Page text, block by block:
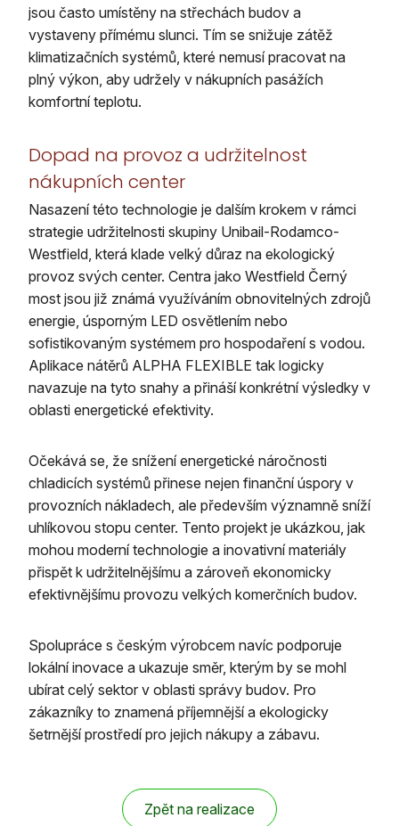
jsou často umístěny na střechách budov a
vystaveny přímému slunci. Tím se snižuje zátěž
klimatizačních systémů, které nemusí pracovat na
plný výkon, aby udržely v nákupních pasážích
komfortní teplotu.
Dopad na provoz a udržitelnost
nákupních center
Nasazení této technologie je dalším krokem v rámci
strategie udržitelnosti skupiny Unibail-Rodamco-
Westfield, která klade velký důraz na ekologický
provoz svých center. Centra jako Westfield Černý
most jsou již známá využíváním obnovitelných zdrojů
energie, úsporným LED osvětlením nebo
sofistikovaným systémem pro hospodaření s vodou.
Aplikace nátěrů ALPHA FLEXIBLE tak logicky
navazuje na tyto snahy a přináší konkrétní výsledky v
oblasti energetické efektivity.
Očekává se, že snížení energetické náročnosti
chladicích systémů přinese nejen finanční úspory v
provozních nákladech, ale především významně sníží
uhlíkovou stopu center. Tento projekt je ukázkou, jak
mohou moderní technologie a inovativní materiály
přispět k udržitelnějšímu a zároveň ekonomicky
efektivnějšímu provozu velkých komerčních budov.
Spolupráce s českým výrobcem navíc podporuje
lokální inovace a ukazuje směr, kterým by se mohl
ubírat celý sektor v oblasti správy budov. Pro
zákazníky to znamená příjemnější a ekologicky
šetrnější prostředí pro jejich nákupy a zábavu.
Zpět na realizace